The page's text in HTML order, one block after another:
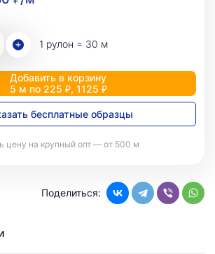
1 рулон = 30 м
Добавить в корзину
5 м по 225 ₽, 1125 ₽
бесплатные образцы
цену на крупный опт — от 500 м
Поделиться: